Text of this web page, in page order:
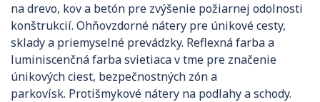
na drevo, kov a betón pre zvýšenie požiarnej odolnosti
konštrukcií. Ohňovzdorné nátery pre únikové cesty,
sklady a priemyselné prevádzky. Reflexná farba a
luminiscenčná farba svietiaca v tme pre značenie
únikových ciest, bezpečnostných zón a
parkovísk. Protišmykové nátery na podlahy a schody.